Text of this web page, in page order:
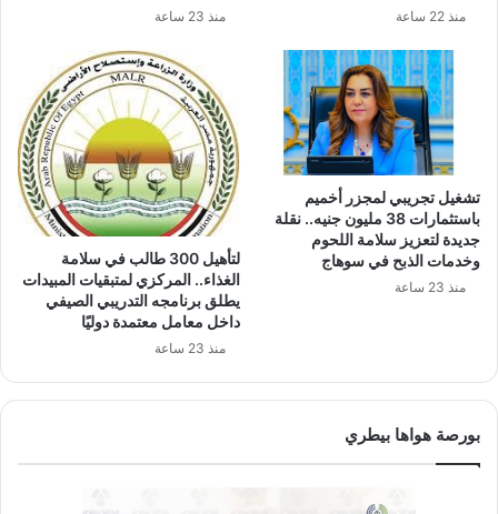
منذ 22 ساعة منذ 23 ساعة
تشغيل تجريبي لمجزر أخميم
باستثمارات 38 مليون جنيه.. نقلة
جديدة لتعزيز سلامة اللحوم
وخدمات الذبح في سوهاج
منذ 23 ساعة
لتأهيل 300 طالب في سلامة
الغذاء.. المركزي لمتبقيات المبيدات
يطلق برنامجه التدريبي الصيفي
داخل معامل معتمدة دوليًا
منذ 23 ساعة
بورصة هواها بيطري